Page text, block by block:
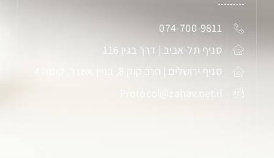
074-700-9811
סניף תל-אביב | דרך בגין 116
סניף ירושלים | הרב קוק 8, בניין אשדר, קומה 4
Protocol@zahav.net.il